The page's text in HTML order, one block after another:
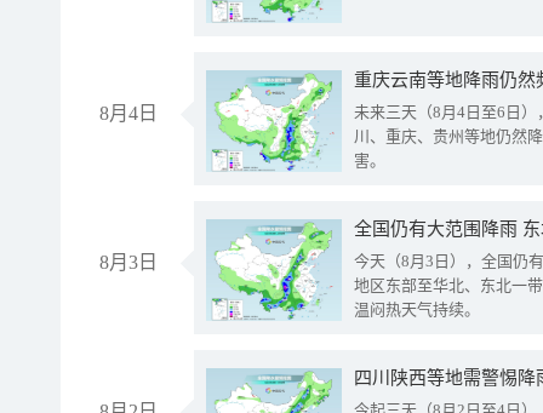
8月4日
重庆云南等地降雨仍然
未来三天（8月4日至6日
川、重庆、贵州等地仍然
害。
8月3日
全国仍有大范围降雨
今天（8月3日），全国仍
地区东部至华北、东北一
温闷热天气持续。